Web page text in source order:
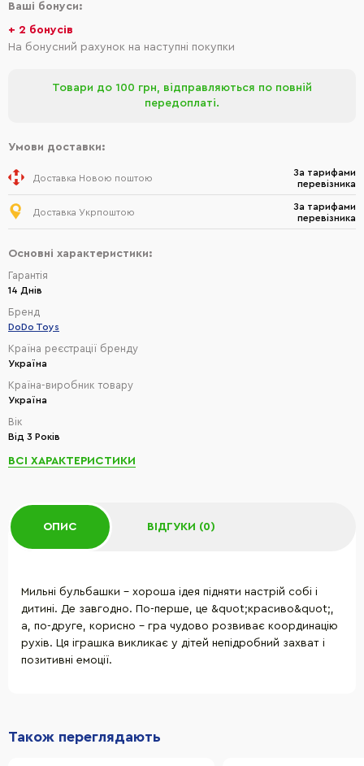
Ваші бонуси:
+ 2 бонусів
На бонусний рахунок на наступні покупки
Товари до 100 грн, відправляються по повній
передоплаті.
Умови доставки:
Доставка Новою поштою
За тарифами
перевізника
Доставка Укрпоштою
За тарифами
перевізника
Основні характеристики:
Гарантія
14 Днів
Бренд
DoDo Toys
Країна реєстрації бренду
Україна
Країна-виробник товару
Україна
Вік
Від 3 Років
ВСІ ХАРАКТЕРИСТИКИ
ОПИС ВІДГУКИ (0)
Мильні бульбашки - хороша ідея підняти настрій собі і
дитині. Де завгодно. По-перше, це &quot;красиво&quot;,
а, по-друге, корисно - гра чудово розвиває координацію
рухів. Ця іграшка викликає у дітей непідробний захват і
позитивні емоції.
Також переглядають